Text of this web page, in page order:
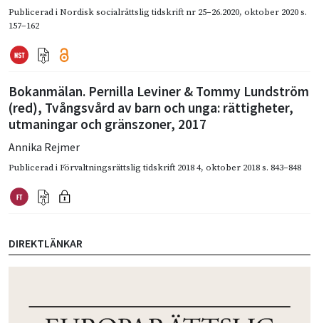
Publicerad iNordisk socialrättslig tidskrift nr 25–26.2020, oktober 2020s.
157–162
Bokanmälan. Pernilla Leviner & Tommy Lundström
(red), Tvångsvård av barn och unga: rättigheter,
utmaningar och gränszoner, 2017
Annika Rejmer
Publicerad iFörvaltningsrättslig tidskrift 2018 4, oktober 2018s. 843–848
DIREKTLÄNKAR